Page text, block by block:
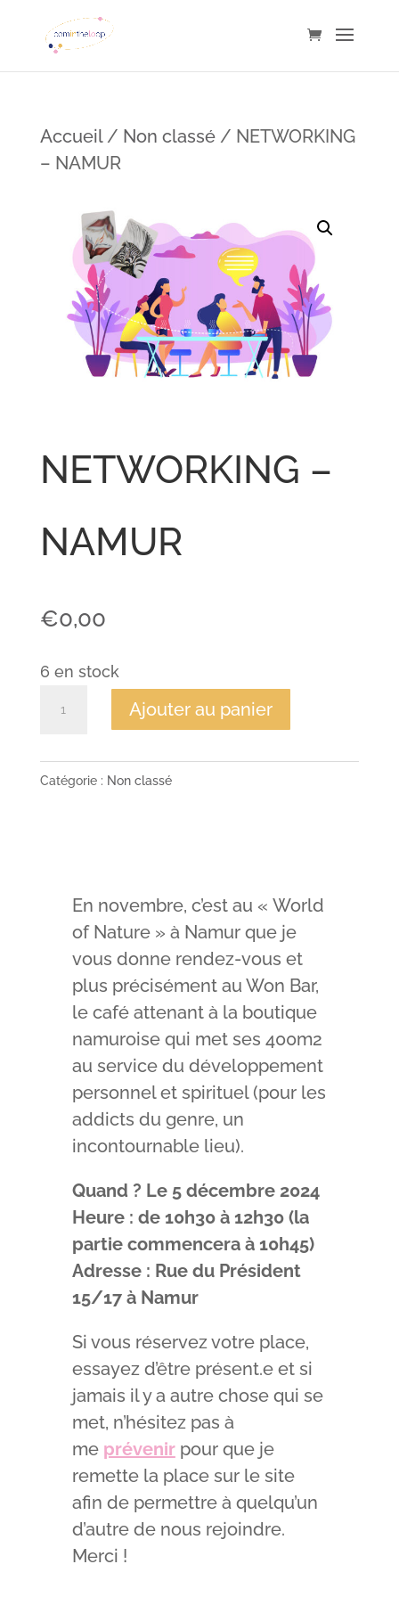
Accueil/ Non classé/ NETWORKING
– NAMUR
NETWORKING –
NAMUR
€0,00
6 en stock
-
Ajouter au panier
Catégorie : Non classé
En novembre, c’est au « World
of Nature » à Namur que je
vous donne rendez-vous et
plus précisément au Won Bar,
le café attenant à la boutique
namuroise qui met ses 400m2
au service du développement
personnel et spirituel (pour les
addicts du genre, un
incontournable lieu).
Quand ? Le 5 décembre 2024
Heure : de 10h30 à 12h30 (la
partie commencera à 10h45)
Adresse : Rue du Président
15/17 à Namur
Si vous réservez votre place,
essayez d’être présent.e et si
jamais il y a autre chose qui se
met, n’hésitez pas à
me prévenirpour que je
remette la place sur le site
afin de permettre à quelqu’un
d’autre de nous rejoindre.
Merci !